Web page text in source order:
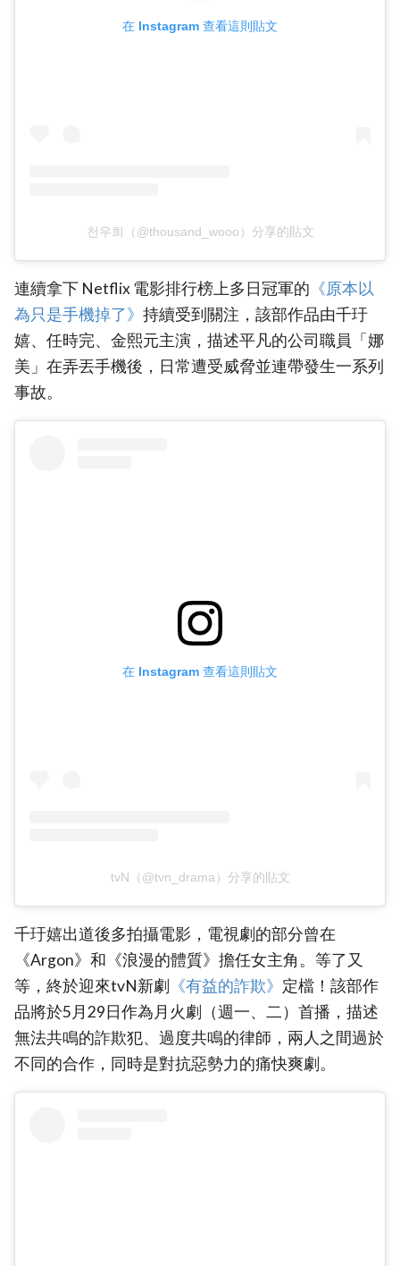
在 Instagram 查看這則貼文
천우희（@thousand_wooo）分享的貼文
連續拿下 Netflix 電影排行榜上多日冠軍的 ‎《原本以
為只是手機掉了》‎ 持續受到關注，該部作品由千玗
嬉、任時完、金熙元主演，描述平凡的公司職員「娜
美」在弄丟手機後，日常遭受威脅並連帶發生一系列
事故。
在 Instagram 查看這則貼文
tvN（@tvn_drama）分享的貼文
千玗嬉出道後多拍攝電影，電視劇的部分曾在
《Argon》和《浪漫的體質》擔任女主角。等了又
等，終於迎來tvN新劇
‎《有益的詐欺》‎ 定檔！該部作
品將於5月29日作為月火劇（週一、二）首播，描述
無法共鳴的詐欺犯、過度共鳴的律師，兩人之間過於
不同的合作，同時是對抗惡勢力的痛快爽劇。